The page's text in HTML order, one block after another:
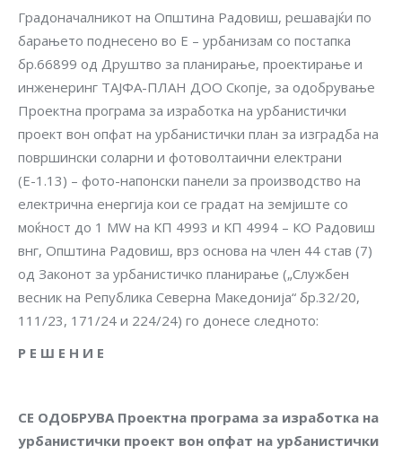
Градоначалникот на Општина Радовиш, решавајќи по
барањето поднесено во E – урбанизам со постапка
бр.66899 од Друштво за планирање, проектирање и
инженеринг ТАЈФА-ПЛАН ДОО Скопје, за одобрување
Проектна програма за изработка на урбанистички
проект вон опфат на урбанистички план за изградба на
површински соларни и фотоволтаични електрани
(Е-1.13) – фото-напонски панели за производство на
електрична енергија кои се градат на земјиште со
моќност до 1 MW на КП 4993 и КП 4994 – КО Радовиш
внг, Општина Радовиш, врз основа на член 44 став (7)
од Законот за урбанистичко планирање („Службен
весник на Република Северна Македонија“ бр.32/20,
111/23, 171/24 и 224/24) го донесе следното:
Р Е Ш Е Н И Е
СЕ ОДОБРУВА Проектна програма за изработка на
урбанистички проект вон опфат на урбанистички